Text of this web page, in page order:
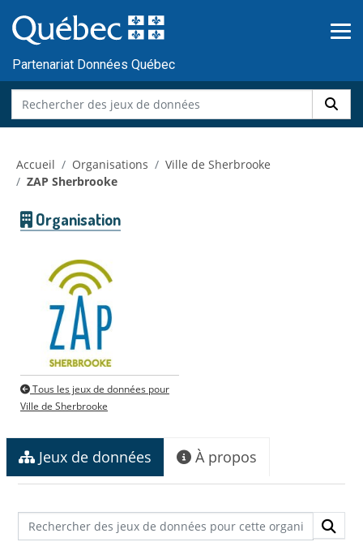
au
contenu
Partenariat Données Québec
Accueil Organisations
Ville de Sherbrooke
ZAP Sherbrooke
Organisation
Tous les jeux de données pour
Ville de Sherbrooke
Jeux de données À propos